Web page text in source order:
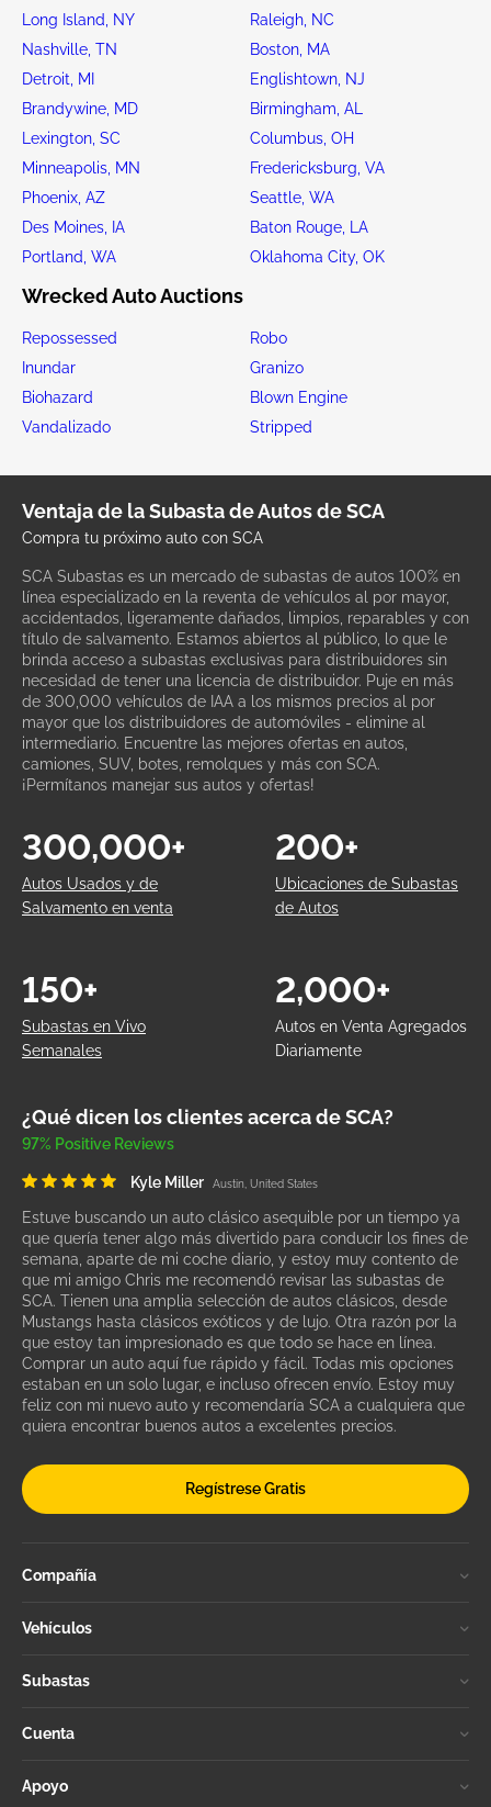
Long Island, NY
Raleigh, NC
Nashville, TN
Boston, MA
Detroit, MI
Englishtown, NJ
Brandywine, MD
Birmingham, AL
Lexington, SC
Columbus, OH
Minneapolis, MN
Fredericksburg, VA
Phoenix, AZ
Seattle, WA
Des Moines, IA
Baton Rouge, LA
Portland, WA
Oklahoma City, OK
Wrecked Auto Auctions
Repossessed
Robo
Inundar
Granizo
Biohazard
Blown Engine
Vandalizado
Stripped
Ventaja de la Subasta de Autos de SCA
Compra tu próximo auto con SCA
SCA Subastas es un mercado de subastas de autos 100% en
línea especializado en la reventa de vehículos al por mayor,
accidentados, ligeramente dañados, limpios, reparables y con
título de salvamento. Estamos abiertos al público, lo que le
brinda acceso a subastas exclusivas para distribuidores sin
necesidad de tener una licencia de distribuidor. Puje en más
de 300,000 vehículos de IAA a los mismos precios al por
mayor que los distribuidores de automóviles - elimine al
intermediario. Encuentre las mejores ofertas en autos,
camiones, SUV, botes, remolques y más con SCA.
¡Permítanos manejar sus autos y ofertas!
Autos Usados y de
Salvamento en venta
300,000+
Ubicaciones de Subastas
de Autos
200+
Subastas en Vivo
Semanales
150+
Autos en Venta Agregados
Diariamente
2,000+
¿Qué dicen los clientes acerca de SCA?
97% Positive Reviews
Kyle Miller Austin, United States
Estuve buscando un auto clásico asequible por un tiempo ya
que quería tener algo más divertido para conducir los fines de
semana, aparte de mi coche diario, y estoy muy contento de
que mi amigo Chris me recomendó revisar las subastas de
SCA. Tienen una amplia selección de autos clásicos, desde
Mustangs hasta clásicos exóticos y de lujo. Otra razón por la
que estoy tan impresionado es que todo se hace en línea.
Comprar un auto aquí fue rápido y fácil. Todas mis opciones
estaban en un solo lugar, e incluso ofrecen envío. Estoy muy
feliz con mi nuevo auto y recomendaría SCA a cualquiera que
quiera encontrar buenos autos a excelentes precios.
Regístrese Gratis
Compañía
Vehículos
Subastas
Cuenta
Apoyo